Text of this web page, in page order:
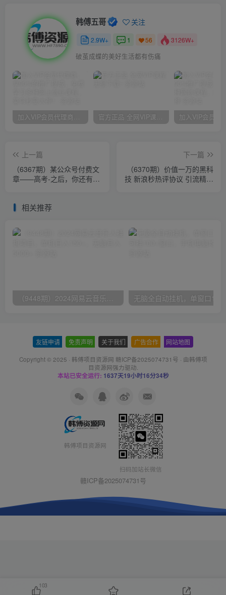
韩傅五哥 关注
2.9W+ 1 56 3126W+
破茧成蝶的美好生活都有伤痛
加入VIP会员代理商，享90%的推广提成，免费学习多种网上创业课程，菜鸟秒变大神！ 官方正品 全网VIP课程 无损下载~
上一篇
（6367期）某公众号付费文
章——高考-之后，你还有一
下一篇
（6370期）价值一万的黑科
技 新浪秒热评协议 引流精准
相关推荐
（9448期）2024网易云音乐人挂机项目，单机日入150+，无脑月入5000+
友链申请 免责声明 关于我们 广告合作 网站地图
Copyright © 2025 · 韩傅项目资源网 赣ICP备2025074731号 · 由韩傅项
目资源网强力驱动.
本站已安全运行: 1637天19小时16分35秒
韩傅项目资源网
扫码加站长微信
赣ICP备2025074731号
103